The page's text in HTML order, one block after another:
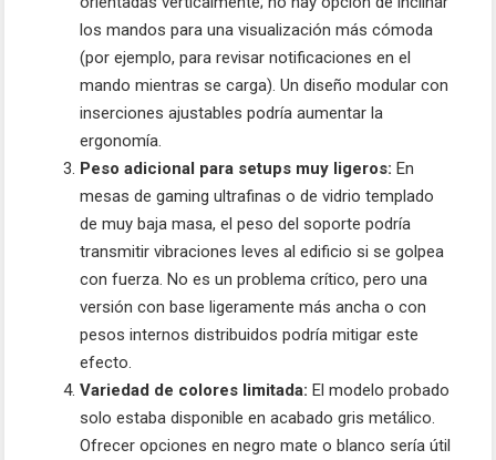
los mandos para una visualización más cómoda
(por ejemplo, para revisar notificaciones en el
mando mientras se carga). Un diseño modular con
inserciones ajustables podría aumentar la
ergonomía.
Peso adicional para setups muy ligeros: En
mesas de gaming ultrafinas o de vidrio templado
de muy baja masa, el peso del soporte podría
transmitir vibraciones leves al edificio si se golpea
con fuerza. No es un problema crítico, pero una
versión con base ligeramente más ancha o con
pesos internos distribuidos podría mitigar este
efecto.
Variedad de colores limitada: El modelo probado
solo estaba disponible en acabado gris metálico.
Ofrecer opciones en negro mate o blanco sería útil